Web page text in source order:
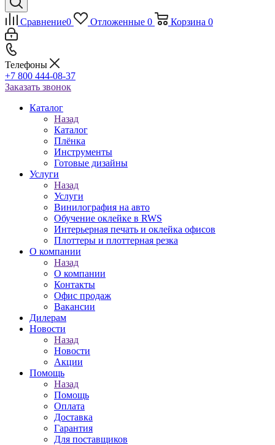
Сравнение0 Отложенные 0 Корзина 0
Телефоны
+7 800 444-08-37
Заказать звонок
Каталог
Назад
Каталог
Плёнка
Инструменты
Готовые дизайны
Услуги
Назад
Услуги
Винилография на авто
Обучение оклейке в RWS
Интерьерная печать и оклейка офисов
Плоттеры и плоттерная резка
О компании
Назад
О компании
Контакты
Офис продаж
Вакансии
Дилерам
Новости
Назад
Новости
Акции
Помощь
Назад
Помощь
Оплата
Доставка
Гарантия
Для поставщиков